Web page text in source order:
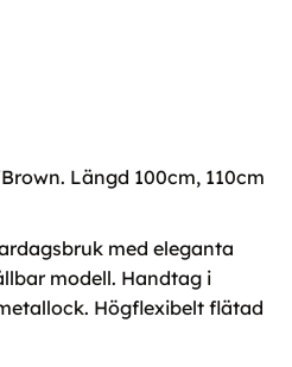
Längd 100cm, 110cm
med eleganta
modell. Handtag i
Högflexibelt flätad